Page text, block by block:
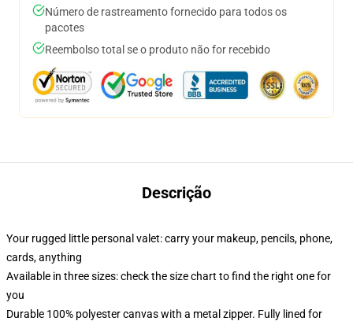
Número de rastreamento fornecido para todos os
pacotes
Reembolso total se o produto não for recebido
Descrição
Your rugged little personal valet: carry your makeup, pencils, phone,
cards, anything
Available in three sizes: check the size chart to find the right one for
you
Durable 100% polyester canvas with a metal zipper. Fully lined for